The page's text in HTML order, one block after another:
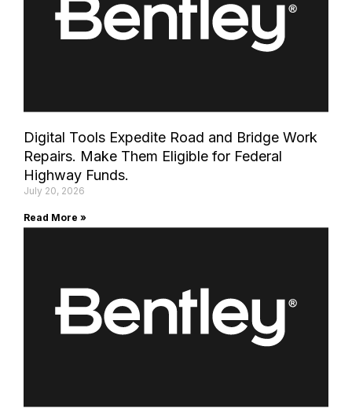
Digital Tools Expedite Road and Bridge Work
Repairs. Make Them Eligible for Federal
Highway Funds.
July 20, 2026
Read More »